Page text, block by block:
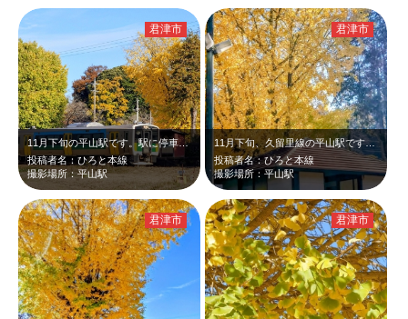
11月下旬の平山駅です。駅に停車したキハE130と黄葉したイチョウを一緒に撮り…
投稿者名：ひろと本線
撮影場所：平山駅
君津市
11月下旬、久留里線の平山駅です。ひらやまとひらがなで書かれた駅名板と小さな駅…
投稿者名：ひろと本線
撮影場所：平山駅
君津市
君津市 君津市